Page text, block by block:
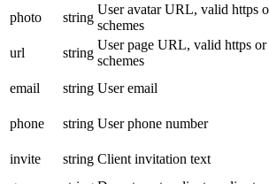
photo
string
User avatar URL, valid https
schemes
url
string
User page URL, valid https or
schemes
email
string User email
phone
string User phone number
invite
string Client invitation text